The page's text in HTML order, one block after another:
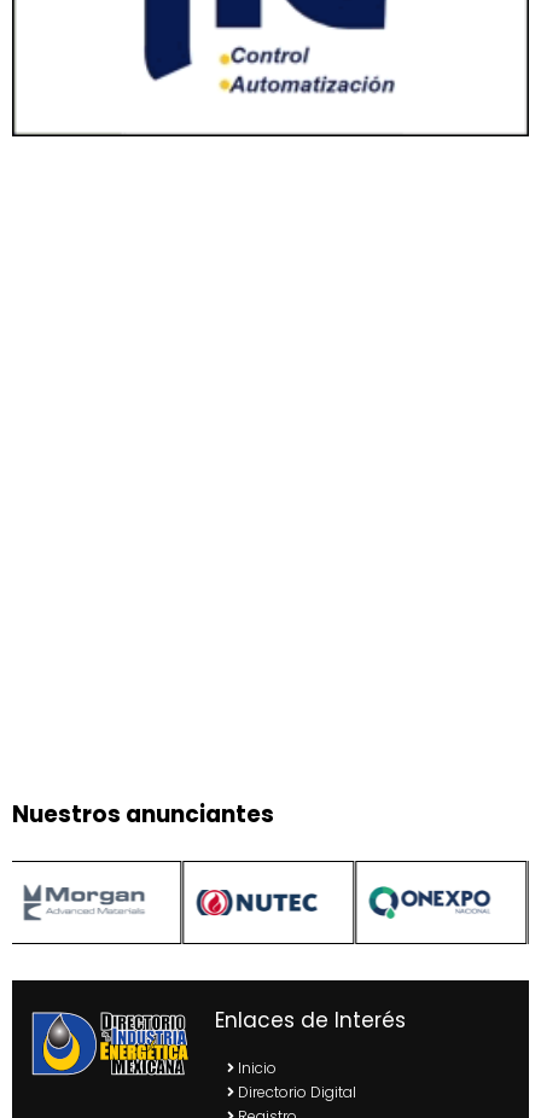
Nuestros anunciantes
Enlaces de Interés
Inicio
Directorio Digital